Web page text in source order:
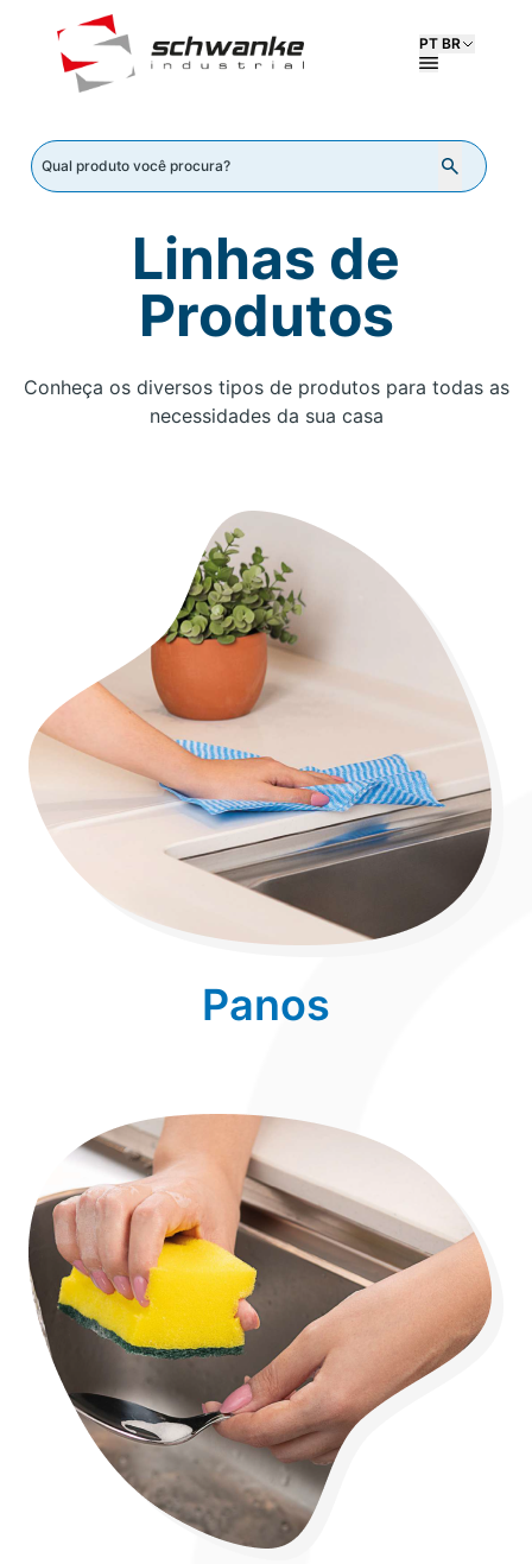
PT BR
Linhas de
Produtos
Conheça os diversos tipos de produtos para todas as
necessidades da sua casa
Panos